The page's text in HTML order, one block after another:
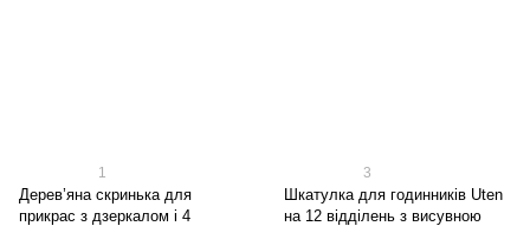
1
Дерев’яна скринька для
прикрас з дзеркалом і 4
3
Шкатулка для годинників Uten
на 12 відділень з висувною